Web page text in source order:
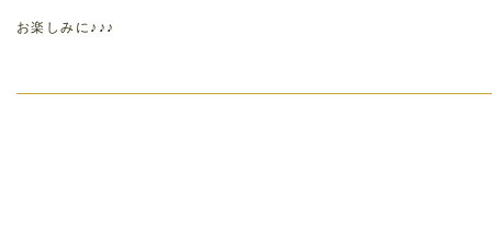
お楽しみに♪♪♪